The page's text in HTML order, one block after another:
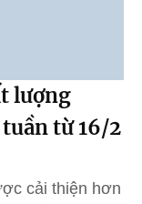
lượng
từ 16/2
cải thiện hơn